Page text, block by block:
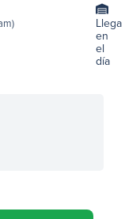
Llega
en
el
día